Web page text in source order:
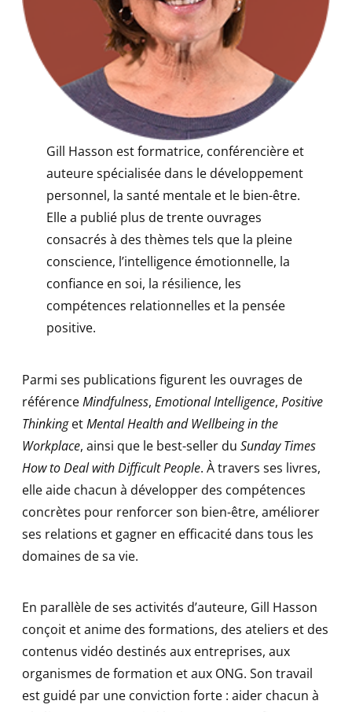
Gill Hasson est formatrice, conférencière et
auteure spécialisée dans le développement
personnel, la santé mentale et le bien-être.
Elle a publié plus de trente ouvrages
consacrés à des thèmes tels que la pleine
conscience, l’intelligence émotionnelle, la
confiance en soi, la résilience, les
compétences relationnelles et la pensée
positive.
Parmi ses publications figurent les ouvrages de
référenceMindfulness, Emotional Intelligence, Positive
ThinkingetMental Health and Wellbeing in the
Workplace, ainsi que le best-seller du Sunday Times
How to Deal with Difficult People. À travers ses livres,
elle aide chacun à développer des compétences
concrètes pour renforcer son bien-être, améliorer
ses relations et gagner en efficacité dans tous les
domaines de sa vie.
En parallèle de ses activités d’auteure, Gill Hasson
conçoit et anime des formations, des ateliers et des
contenus vidéo destinés aux entreprises, aux
organismes de formation et aux ONG. Son travail
est guidé par une conviction forte : aider chacun à